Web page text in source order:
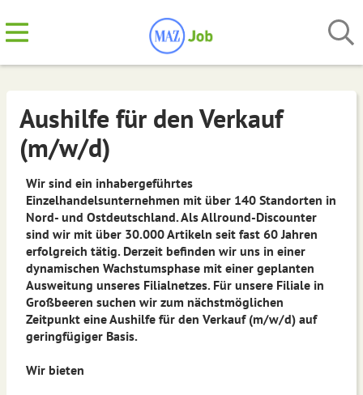
Aushilfe für den Verkauf
(m/w/d)
Wir sind ein inhabergeführtes
Einzelhandelsunternehmen mit über 140 Standorten in
Nord- und Ostdeutschland. Als Allround-Discounter
sind wir mit über 30.000 Artikeln seit fast 60 Jahren
erfolgreich tätig. Derzeit befinden wir uns in einer
dynamischen Wachstumsphase mit einer geplanten
Ausweitung unseres Filialnetzes. Für unsere Filiale in
Großbeeren suchen wir zum nächstmöglichen
Zeitpunkt eine Aushilfe für den Verkauf (m/w/d) auf
geringfügiger Basis.
Wir bieten